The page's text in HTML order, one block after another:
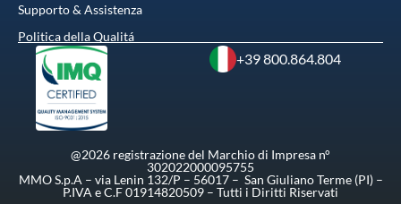
Supporto & Assistenza
Politica della Qualitá
+39 800.864.804
@2026 registrazione del Marchio di Impresa n°
302022000095755
MMO S.p.A – via Lenin 132/P – 56017 – San Giuliano Terme (PI) –
P.IVA e C.F 01914820509 – Tutti i Diritti Riservati